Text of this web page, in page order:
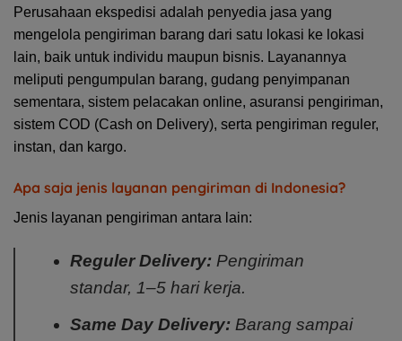
Perusahaan ekspedisi adalah penyedia jasa yang
mengelola pengiriman barang dari satu lokasi ke lokasi
lain, baik untuk individu maupun bisnis. Layanannya
meliputi pengumpulan barang, gudang penyimpanan
sementara, sistem pelacakan online, asuransi pengiriman,
sistem COD (Cash on Delivery), serta pengiriman reguler,
instan, dan kargo.
Apa saja jenis layanan pengiriman di Indonesia?
Jenis layanan pengiriman antara lain:
Reguler Delivery:Pengiriman
standar, 1–5 hari kerja.
Same Day Delivery:Barang sampai